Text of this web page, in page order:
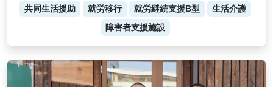
共同生活援助 就労移行 就労継続支援B型
生活介護
障害者支援施設